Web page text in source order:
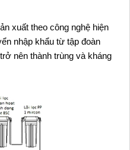
xuất theo công nghệ hiện
nhập khẩu từ tập đoàn
nên thành trùng và kháng